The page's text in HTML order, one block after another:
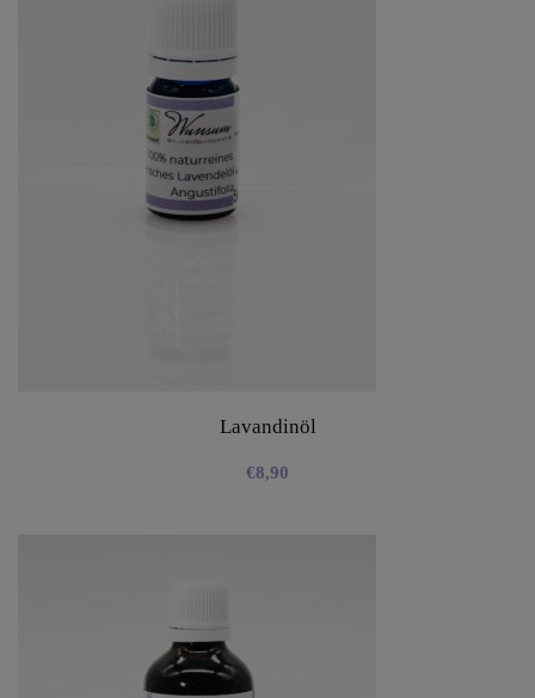
Lavandinöl
€8,90